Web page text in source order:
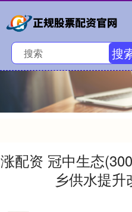
搜
涨配资 冠中生态
乡供水提升